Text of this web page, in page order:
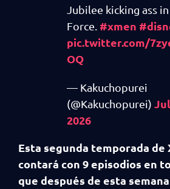
Jubilee kicking ass in
Force. #xmen
pic.twitter.com/
OQ
— Kakuchopurei
(@Kakuchopurei)
2026
Esta segunda temporada de
contará con 9 episodios en
que después de esta